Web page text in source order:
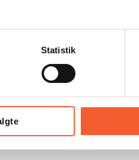
Statistik